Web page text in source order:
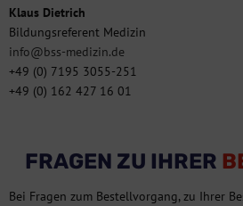
Klaus Dietrich
Bildungsreferent Medizin
info@bss-medizin.de
+49 (0) 7195 3055-251
+49 (0) 162 427 16 01
FRAGEN ZU IHRER
Bei Fragen zum Bestellvorgang, zu Ihrer